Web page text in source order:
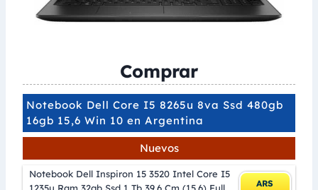
Comprar
Notebook Dell Core I5 8265u 8va Ssd 480gb
16gb 15,6 Win 10 en Argentina
Nuevos
Notebook Dell Inspiron 15 3520 Intel Core I5
1235u Ram 32gb Ssd 1 Tb 39.6 Cm (15.6) Full
ARS